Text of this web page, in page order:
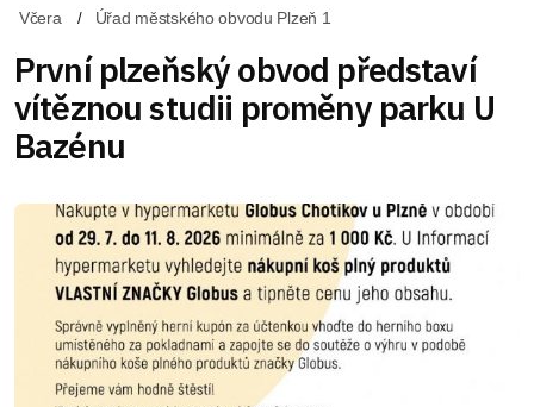
Včera Úřad městského obvodu Plzeň 1
První plzeňský obvod představí
vítěznou studii proměny parku U
Bazénu